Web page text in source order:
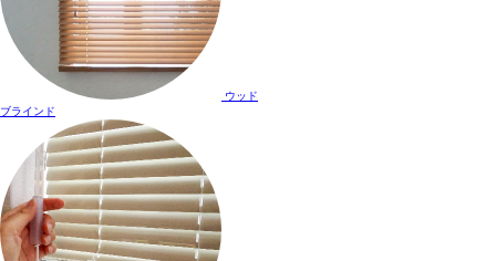
ウッド
ブラインド